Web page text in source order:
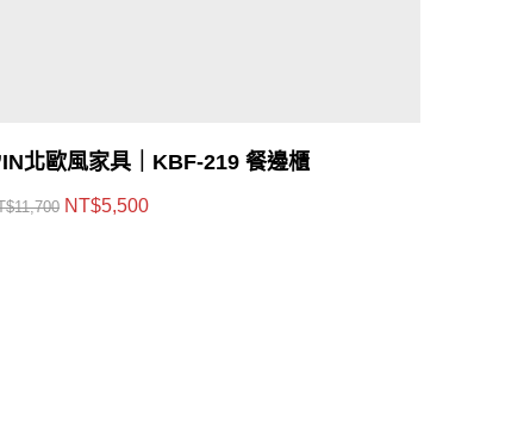
北歐風家具｜KBF-219 餐邊櫃
11,700 NT$5,500